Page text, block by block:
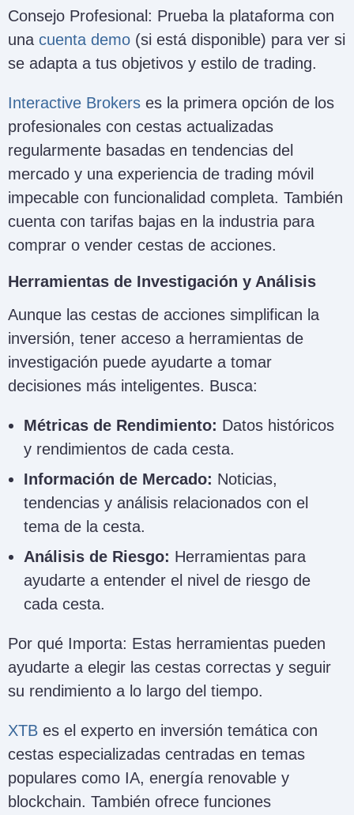
Consejo Profesional: Prueba la plataforma con
una cuenta demo (si está disponible) para ver si
se adapta a tus objetivos y estilo de trading.
Interactive Brokers es la primera opción de los
profesionales con cestas actualizadas
regularmente basadas en tendencias del
mercado y una experiencia de trading móvil
impecable con funcionalidad completa. También
cuenta con tarifas bajas en la industria para
comprar o vender cestas de acciones.
Herramientas de Investigación y Análisis
Aunque las cestas de acciones simplifican la
inversión, tener acceso a herramientas de
investigación puede ayudarte a tomar
decisiones más inteligentes. Busca:
Métricas de Rendimiento: Datos históricos
y rendimientos de cada cesta.
Información de Mercado: Noticias,
tendencias y análisis relacionados con el
tema de la cesta.
Análisis de Riesgo: Herramientas para
ayudarte a entender el nivel de riesgo de
cada cesta.
Por qué Importa: Estas herramientas pueden
ayudarte a elegir las cestas correctas y seguir
su rendimiento a lo largo del tiempo.
XTB es el experto en inversión temática con
cestas especializadas centradas en temas
populares como IA, energía renovable y
blockchain. También ofrece funciones